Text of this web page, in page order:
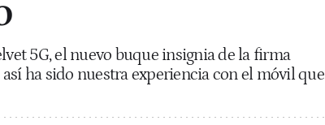
5G, el nuevo buque insignia de la firma
ha sido nuestra experiencia con el móvil que